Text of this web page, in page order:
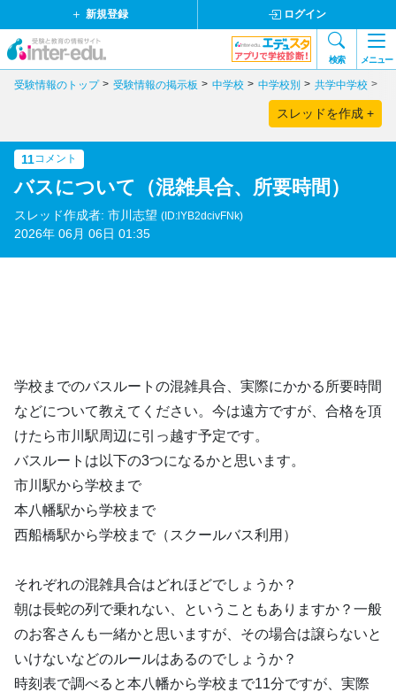
新規登録 ログイン
検索 メニュー
受験情報のトップ 受験情報の掲示板 中学校 中学校別 共学中学校
スレッドを作成 +
11コメント
バスについて（混雑具合、所要時間）
スレッド作成者: 市川志望 (ID:lYB2dcivFNk)
2026年 06月 06日 01:35
学校までのバスルートの混雑具合、実際にかかる所要時間
などについて教えてください。今は遠方ですが、合格を頂
けたら市川駅周辺に引っ越す予定です。
バスルートは以下の3つになるかと思います。
市川駅から学校まで
本八幡駅から学校まで
西船橋駅から学校まで（スクールバス利用）
それぞれの混雑具合はどれほどでしょうか？
朝は長蛇の列で乗れない、ということもありますか？一般
のお客さんも一緒かと思いますが、その場合は譲らないと
いけないなどのルールはあるのでしょうか？
時刻表で調べると本八幡から学校まで11分ですが、実際